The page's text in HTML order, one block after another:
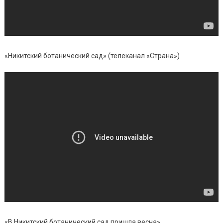
«Никитский ботанический сад» (телеканал «Страна»)